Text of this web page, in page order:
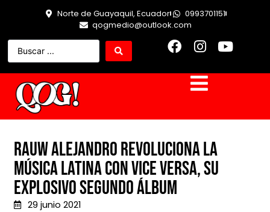
Norte de Guayaquil, Ecuador
0993701151
qogmedio@outlook.com
Rauw Alejandro revoluciona la
música latina con VICE VERSA, su
explosivo segundo álbum
29 junio 2021